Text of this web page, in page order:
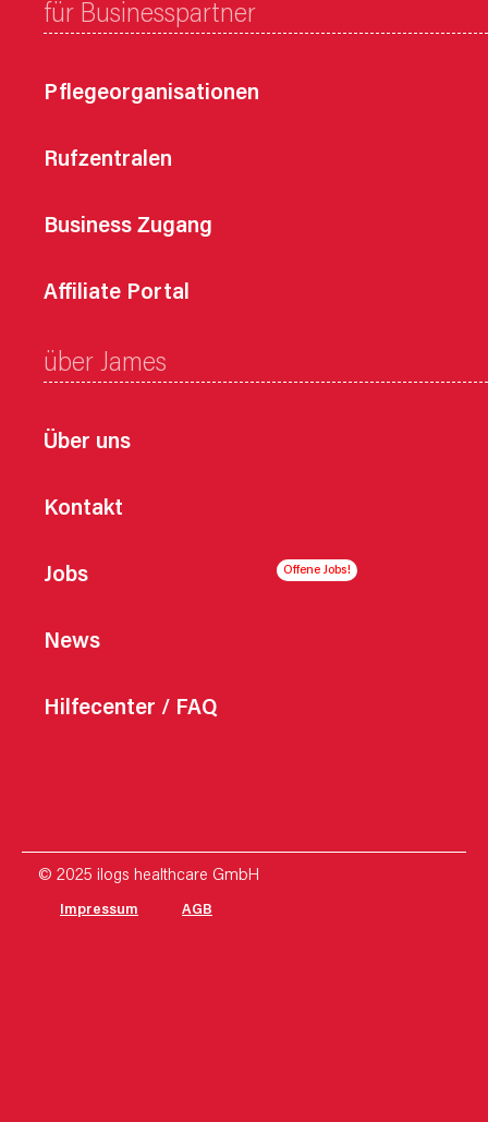
für Businesspartner
Pflegeorganisationen
Rufzentralen
Business Zugang
Affiliate Portal
über James
Über uns
Kontakt
Jobs
News
Hilfecenter / FAQ
© 2025 ilogs healthcare GmbH
Impressum AGB